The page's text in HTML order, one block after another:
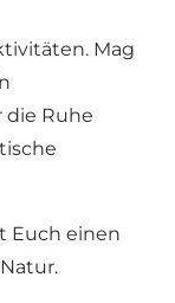
Mag
die Ruhe
Euch einen